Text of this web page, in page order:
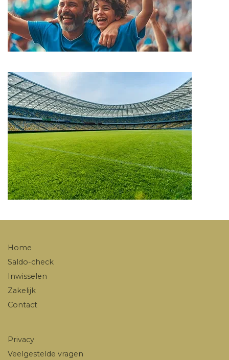
Home
Saldo-check
Inwisselen
Zakelijk
Contact
Privacy
Veelgestelde vragen